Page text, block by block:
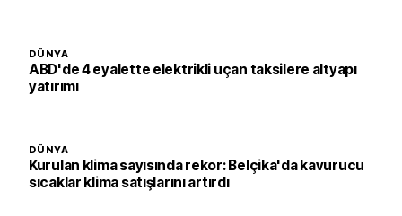
DÜNYA
ABD'de 4 eyalette elektrikli uçan taksilere altyapı
yatırımı
DÜNYA
Kurulan klima sayısında rekor: Belçika'da kavurucu
sıcaklar klima satışlarını artırdı